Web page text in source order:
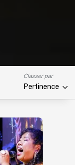
Classer par
Pertinence